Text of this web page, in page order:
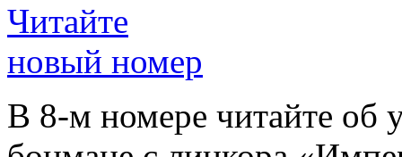
Читайте
новый номер
В 8-м номере читайте об